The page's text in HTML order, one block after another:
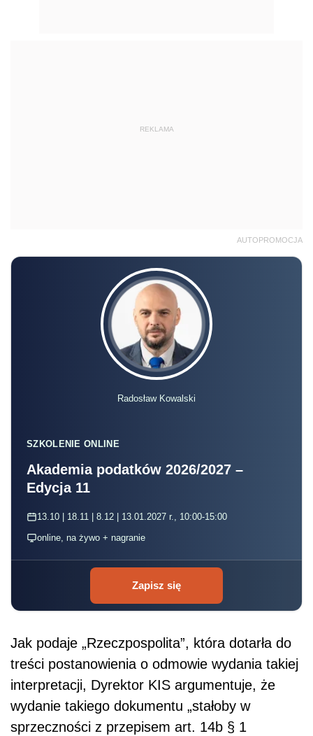
REKLAMA
AUTOPROMOCJA
Radosław Kowalski
SZKOLENIE ONLINE
Akademia podatków 2026/2027 –
Edycja 11
13.10 | 18.11 | 8.12 | 13.01.2027 r., 10:00-15:00
online, na żywo + nagranie
Zapisz się
Jak podaje „Rzeczpospolita”, która dotarła do
treści postanowienia o odmowie wydania takiej
interpretacji, Dyrektor KIS argumentuje, że
wydanie takiego dokumentu „stałoby w
sprzeczności z przepisem art. 14b § 1